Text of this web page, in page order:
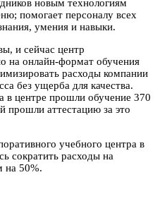
новым технологиям
помогает персоналу всех
умения и навыки.
и сейчас центр
на онлайн-формат обучения
расходы компании
без ущерба для качества.
в центре прошли обучение 370
прошли аттестацию за это
учебного центра в
сократить расходы на
на 50%.